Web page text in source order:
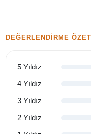
DEĞERLENDIRME ÖZETI
5 Yıldız
4 Yıldız
3 Yıldız
2 Yıldız